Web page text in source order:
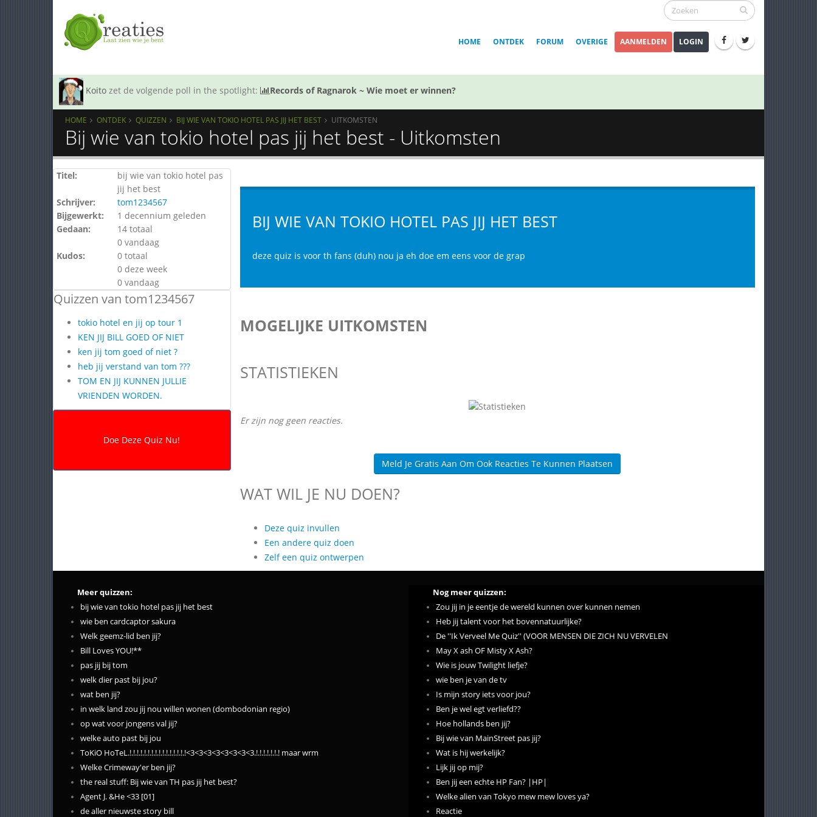
HOME ONTDEK FORUM OVERIGE AANMELDEN LOGIN
Koito zet de volgende poll in the spotlight: Records of Ragnarok ~ Wie moet er winnen?
HOME ONTDEK QUIZZEN BIJ WIE VAN TOKIO HOTEL PAS JIJ HET BEST UITKOMSTEN
Bij wie van tokio hotel pas jij het best - Uitkomsten
Titel:
bij wie van tokio hotel pas
jij het best
Schrijver:
tom1234567
Bijgewerkt:
1 decennium geleden
Gedaan:
14 totaal
0 vandaag
Kudos:
0 totaal
0 deze week
0 vandaag
Quizzen van tom1234567
tokio hotel en jij op tour 1
KEN JIJ BILL GOED OF NIET
ken jij tom goed of niet ?
heb jij verstand van tom ???
TOM EN JIJ KUNNEN JULLIE
VRIENDEN WORDEN.
BIJ WIE VAN TOKIO HOTEL PAS JIJ HET BEST
deze quiz is voor th fans (duh) nou ja eh doe em eens voor de grap
MOGELIJKE UITKOMSTEN
STATISTIEKEN
Er zijn nog geen reacties.
Meld Je Gratis Aan Om Ook Reacties Te Kunnen Plaatsen
WAT WIL JE NU DOEN?
Deze quiz invullen
Een andere quiz doen
Zelf een quiz ontwerpen
Meer quizzen:
bij wie van tokio hotel pas jij het best
wie ben cardcaptor sakura
Welk geemz-lid ben jij?
Bill Loves YOU!**
pas jij bij tom
welk dier past bij jou?
wat ben jij?
in welk land zou jij nou willen wonen (dombodonian regio)
op wat voor jongens val jij?
welke auto past bij jou
ToKiO HoTeL.!.!.!.!.!.!.!.!.!.!.!.!.!.!.!.!<3<3<3<3<3<3<3<3.!.!.!.!.!.!.! maar wrm
Welke Crimeway'er ben jij?
the real stuff: Bij wie van TH pas jij het best?
Agent J. &He <33 [01]
de aller nieuwste story bill
Nog meer quizzen:
Zou jij in je eentje de wereld kunnen over kunnen nemen
Heb jij talent voor het bovennatuurlijke?
De ''Ik Verveel Me Quiz'' (VOOR MENSEN DIE ZICH NU VERVELEN
May X ash OF Misty X Ash?
Wie is jouw Twilight liefje?
wie ben je van de tv
Is mijn story iets voor jou?
Ben je wel egt verliefd??
Hoe hollands ben jij?
Bij wie van MainStreet pas jij?
Wat is hij werkelijk?
Lijk jij op mij?
Ben jij een echte HP Fan? |HP|
Welke alien van Tokyo mew mew loves ya?
Reactie